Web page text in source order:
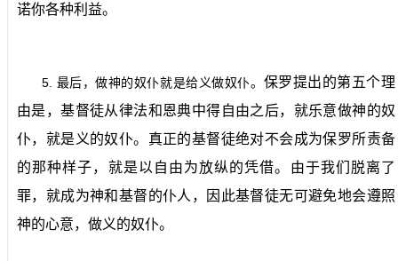
诺你各种利益。
5. 最后，做神的奴仆就是给义做奴仆。 保罗提出的第五个理
由是，基督徒从律法和恩典中得自由之后，就乐意做神的奴
仆，就是义的奴仆。真正的基督徒绝对不会成为保罗所责备
的那种样子，就是以自由为放纵的凭借。由于我们脱离了
罪，就成为神和基督的仆人，因此基督徒无可避免地会遵照
神的心意，做义的奴仆。